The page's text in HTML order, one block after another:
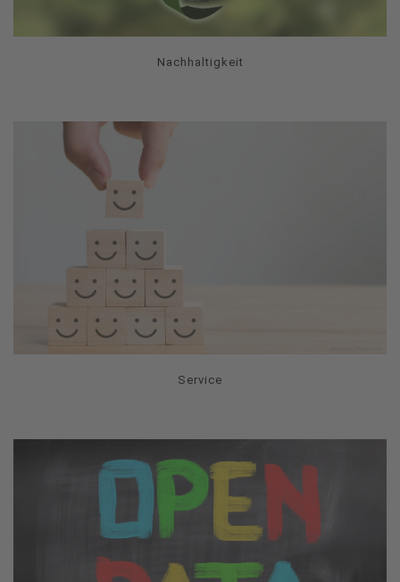
Nachhaltigkeit
Service